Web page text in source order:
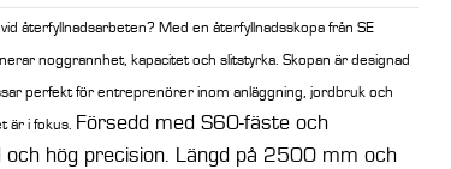
återfyllnadsarbeten? Med en återfyllnadsskopa från SE
noggrannhet, kapacitet och slitstyrka. Skopan är designad
perfekt för entreprenörer inom anläggning, jordbruk och
är i fokus. Försedd med S60-fäste och
hög precision. Längd på 2500 mm och